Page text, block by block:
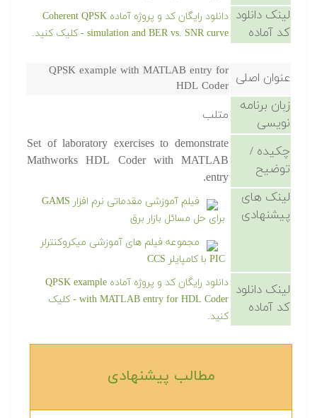
لینک دانلود
کد آماده
دانلود رایگان کد و پروژه آماده Coherent QPSK
simulation and BER vs. SNR curve - کلیک کنید.
عنوان اصلی QPSK example with MATLAB entry for
HDL Coder
زبان برنامه
نویسی
متلب
چکیده /
توضیح
Set of laboratory exercises to demonstrate
Mathworks HDL Coder with MATLAB
entry.
لینک های
پیشنهادی
فیلم آموزشی مقدماتی نرم افزار GAMS
برای حل مسائل بازار برق
مجموعه فیلم های آموزشی میکروکنترلر
PIC با کامپایلر CCS
لینک دانلود
کد آماده
دانلود رایگان کد و پروژه آماده QPSK example
with MATLAB entry for HDL Coder - کلیک
کنید.
مطالب پیشنهادی‎